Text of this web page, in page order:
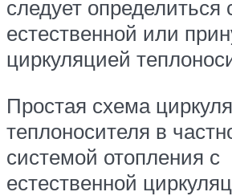
следует определиться
естественной или
циркуляцией
Простая схема
теплоносителя в
системой отопления с
естественной